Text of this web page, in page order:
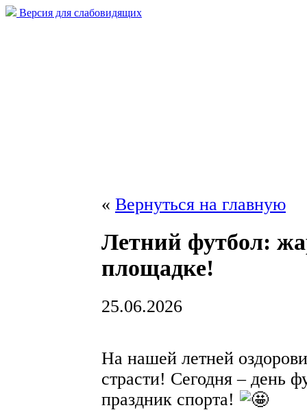
Версия для слабовидящих
« Вернуться на главную
Летний футбол:
площадке!
25.06.2026
На нашей летней
страсти! Сегодня – день
праздник спорта!